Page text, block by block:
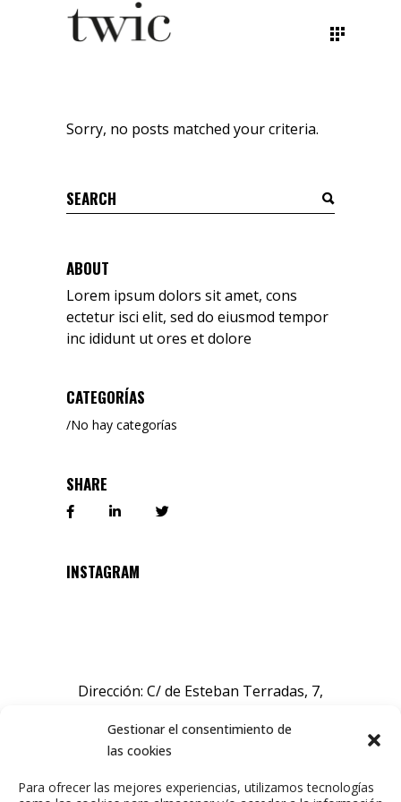
Gestionar el consentimiento de
las cookies
Para ofrecer las mejores experiencias, utilizamos tecnologías
Sorry, no posts matched your criteria.
ABOUT
Lorem ipsum dolors sit amet, cons
ectetur isci elit, sed do eiusmod tempor
inc ididunt ut ores et dolore
CATEGORÍAS
No hay categorías
SHARE
INSTAGRAM
Dirección: C/ de Esteban Terradas, 7,
Sobre nosotros